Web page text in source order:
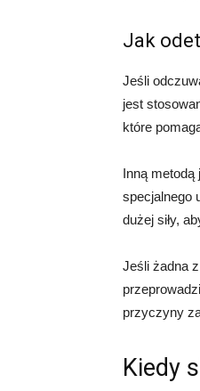
Jak
Jeśli
jest
które
Inną metodą
specjalnego
dużej siły,
Jeśli żadna
przyczyny
Kiedy